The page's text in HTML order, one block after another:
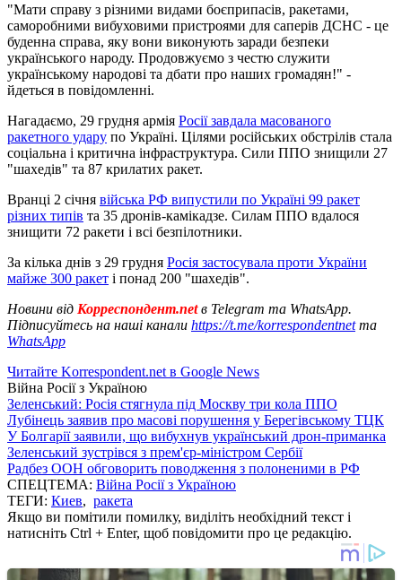
"Мати справу з різними видами боєприпасів, ракетами,
саморобними вибуховими пристроями для саперів ДСНС - це
буденна справа, яку вони виконують заради безпеки
українського народу. Продовжуємо з честю служити
українському народові та дбати про наших громадян!" -
йдеться в повідомленні.
Нагадаємо, 29 грудня армія Росії завдала масованого
ракетного удару по Україні. Цілями російських обстрілів стала
соціальна і критична інфраструктура. Сили ППО знищили 27
"шахедів" та 87 крилатих ракет.
Вранці 2 січня війська РФ випустили по Україні 99 ракет
різних типів та 35 дронів-камікадзе. Силам ППО вдалося
знищити 72 ракети і всі безпілотники.
За кілька днів з 29 грудня Росія застосувала проти України
майже 300 ракет і понад 200 "шахедів".
Новини від Корреспондент.netв Telegram та WhatsApp.
Підписуйтесь на наші канали https://t.me/korrespondentnetта
WhatsApp
Читайте Korrespondent.net в Google News
Війна Росії з Україною
Зеленський: Росія стягнула під Москву три кола ППО
Лубінець заявив про масові порушення у Берегівському ТЦК
У Болгарії заявили, що вибухнув український дрон-приманка
Зеленський зустрівся з прем'єр-міністром Сербії
Радбез ООН обговорить поводження з полоненими в РФ
СПЕЦТЕМА: Війна Росії з Україною
ТЕГИ: Киев, ракета
Якщо ви помітили помилку, виділіть необхідний текст і
натисніть Ctrl + Enter, щоб повідомити про це редакцію.